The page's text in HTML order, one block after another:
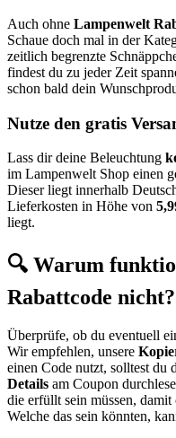
Auch ohne Lampenwelt
Schaue doch mal in der
zeitlich begrenzte
findest du zu jeder Zeit
schon bald dein
Nutze den gratis
Lass dir deine Beleuchtung
im Lampenwelt Shop einen
Dieser liegt innerhalb
Lieferkosten in Höhe von
liegt.
🔍 Warum
Rabattcode nicht?
Überprüfe, ob du eventuell
Wir empfehlen, unsere
einen Code nutzt, solltest du
Details am Coupon
die erfüllt sein müssen,
Welche das sein könnten,